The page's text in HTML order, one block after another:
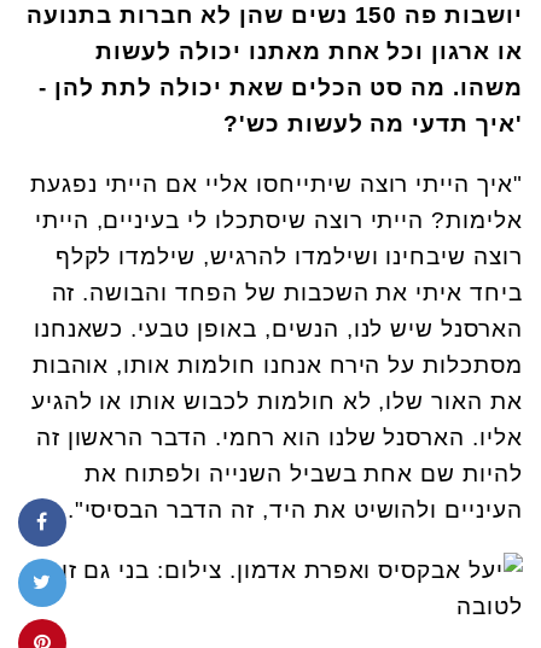
יושבות פה 150 נשים שהן לא חברות בתנועה
או ארגון וכל אחת מאתנו יכולה לעשות
משהו. מה סט הכלים שאת יכולה לתת להן -
'איך תדעי מה לעשות כש'?
"איך הייתי רוצה שיתייחסו אליי אם הייתי נפגעת
אלימות? הייתי רוצה שיסתכלו לי בעיניים, הייתי
רוצה שיבחינו ושילמדו להרגיש, שילמדו לקלף
ביחד איתי את השכבות של הפחד והבושה. זה
הארסנל שיש לנו, הנשים, באופן טבעי. כשאנחנו
מסתכלות על הירח אנחנו חולמות אותו, אוהבות
את האור שלו, לא חולמות לכבוש אותו או להגיע
אליו. הארסנל שלנו הוא רחמי. הדבר הראשון זה
להיות שם אחת בשביל השנייה ולפתוח את
העיניים ולהושיט את היד, זה הדבר הבסיסי".